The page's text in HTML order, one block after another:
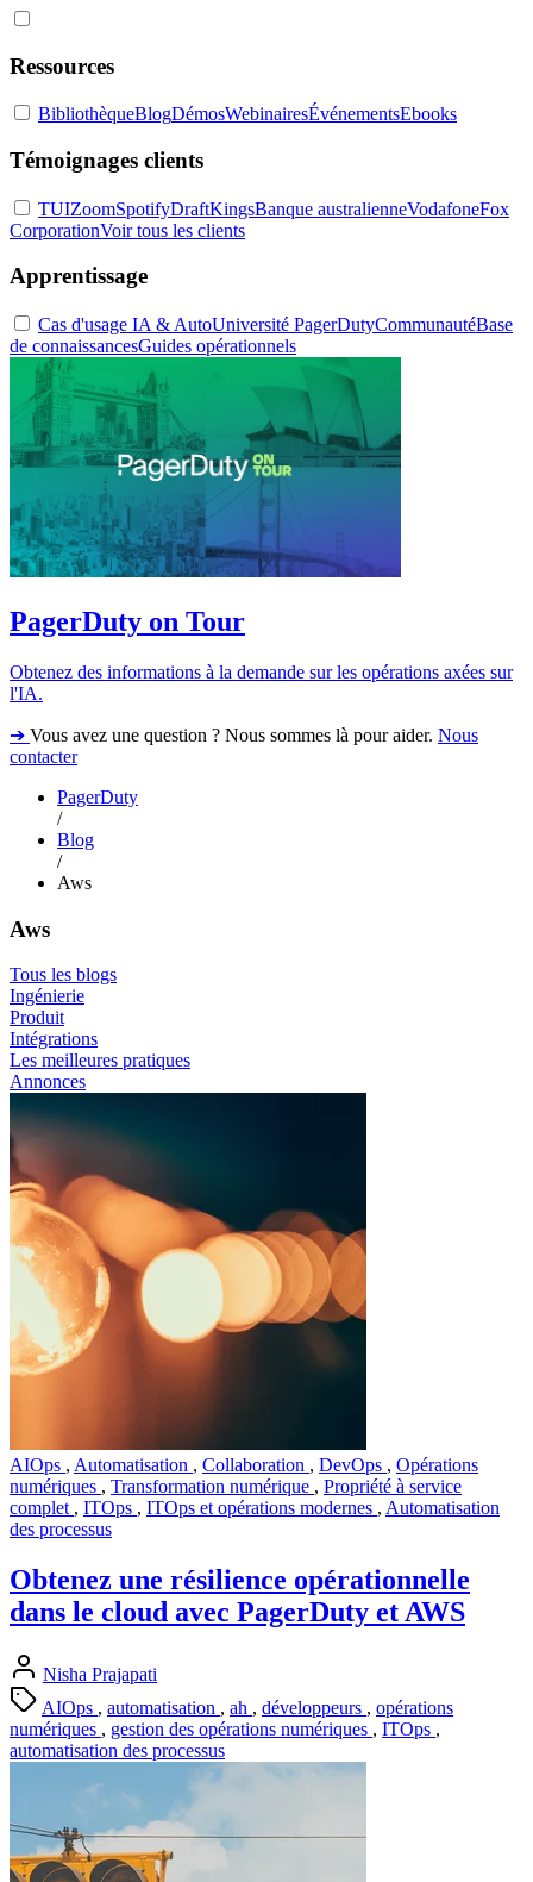
Ressources
BibliothèqueBlogDémosWebinairesÉvénementsEbooks
Témoignages clients
TUIZoomSpotifyDraftKingsBanque australienneVodafoneFox
CorporationVoir tous les clients
Apprentissage
Cas d'usage IA & AutoUniversité PagerDutyCommunautéBase
de connaissancesGuides opérationnels
PagerDuty on Tour
Obtenez des informations à la demande sur les opérations axées sur
l'IA.
➔ Vous avez une question ? Nous sommes là pour aider. Nous
contacter
PagerDuty
/
Blog
/
Aws
Aws
Tous les blogs
Ingénierie
Produit
Intégrations
Les meilleures pratiques
Annonces
AIOps , Automatisation , Collaboration , DevOps , Opérations
numériques , Transformation numérique , Propriété à service
complet , ITOps , ITOps et opérations modernes , Automatisation
des processus
Obtenez une résilience opérationnelle
dans le cloud avec PagerDuty et AWS
Nisha Prajapati
AIOps , automatisation , ah , développeurs , opérations
numériques , gestion des opérations numériques , ITOps ,
automatisation des processus